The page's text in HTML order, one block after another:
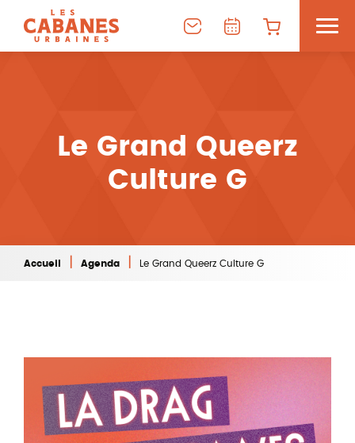
Le Grand Queerz
Culture G
Accueil Agenda Le Grand Queerz Culture G